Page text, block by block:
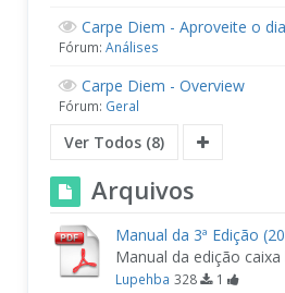
Carpe Diem - Aproveite o
Fórum: Análises
Carpe Diem - Overview
Fórum: Geral
Ver Todos (8)
Arquivos
Manual da 3ª Edição
Manual da edição caixa
Lupehba 328 1